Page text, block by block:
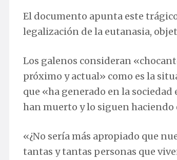
El documento apunta este
legalización de la eutanasia,
Los galenos consideran
próximo y actual» como es la
que «ha generado en la
han muerto y lo siguen haciendo
«¿No sería más apropiado que
tantas y tantas personas que